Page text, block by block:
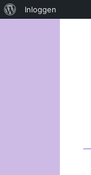
Over
Inloggen